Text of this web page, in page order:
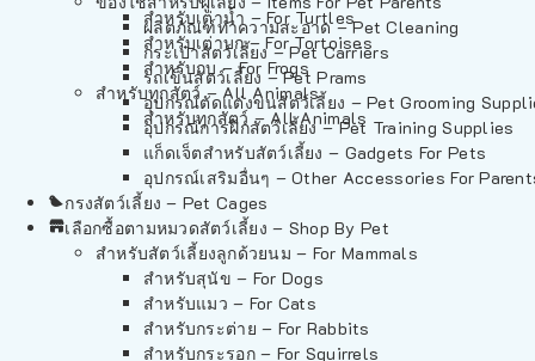
ผลิตภัณฑ์ทำความสะอาด – Pet Cleaning
กระเป๋าสัตว์เลี้ยง – Pet Carriers
รถเข็นสัตว์เลี้ยง – Pet Prams
อุปกรณ์ตัดแต่งขนสัตว์เลี้ยง – Pet Grooming
อุปกรณ์การฝึกสัตว์เลี้ยง – Pet Training Supplies
แก็ดเจ็ตสำหรับสัตว์เลี้ยง – Gadgets For Pets
อุปกรณ์เสริมอื่นๆ – Other Accessories For
กรงสัตว์เลี้ยง – Pet Cages
เลือกซื้อตามหมวดสัตว์เลี้ยง – Shop By Pet
สำหรับสัตว์เลี้ยงลูกด้วยนม – For Mammals
สำหรับสุนัข – For Dogs
สำหรับแมว – For Cats
สำหรับกระต่าย – For Rabbits
สำหรับกระรอก – For Squirrels
สำหรับเต่าน้ำ – For Turtles
สำหรับเต่าบก – For Tortoises
สำหรับกบ – For Frogs
สำหรับทุกสัตว์ – All Animals
สำหรับทุกสัตว์ – All Animals